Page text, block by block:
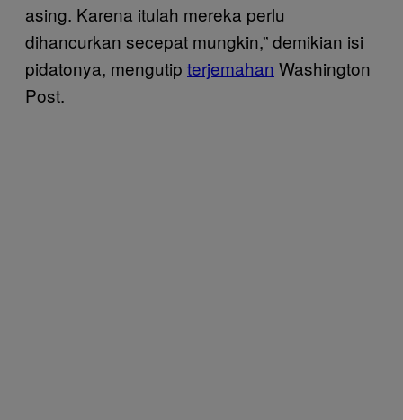
asing. Karena itulah mereka perlu
dihancurkan secepat mungkin,” demikian isi
pidatonya, mengutip terjemahan Washington
Post.